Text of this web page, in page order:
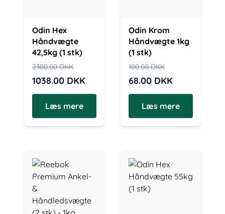
Odin Hex
Håndvægte
42,5kg (1 stk)
2300.00DKK
1038.00 DKK
Læs mere
Odin Krom
Håndvægte 1kg
(1 stk)
100.00DKK
68.00 DKK
Læs mere